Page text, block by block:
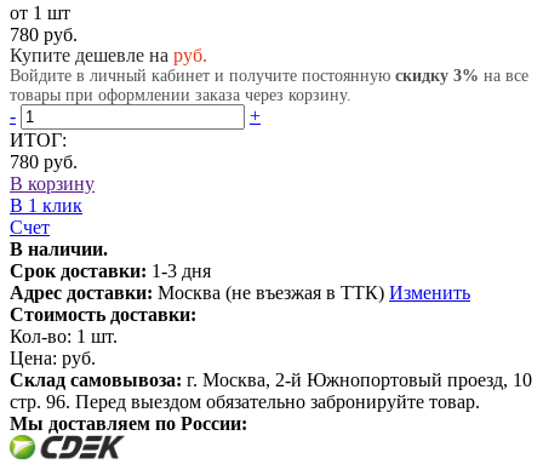
от 1 шт
780 руб.
Купите дешевле на руб.
Войдите в личный кабинет и получите постоянную скидку 3% на все
товары при оформлении заказа через корзину.
-
+
ИТОГ:
780 руб.
В корзину
В 1 клик
Счет
В наличии.
Срок доставки: 1-3 дня
Адрес доставки: Москва (не въезжая в ТТК) Изменить
Стоимость доставки:
Кол-во: 1 шт.
Цена: руб.
Склад самовывоза: г. Москва, 2-й Южнопортовый проезд, 10
стр. 96. Перед выездом обязательно забронируйте товар.
Мы доставляем по России: